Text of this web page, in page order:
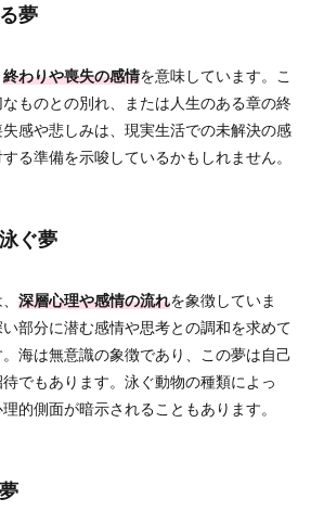
夢
終わりや喪失の感情を意味しています。こ
ものとの別れ、または人生のある章の終
感や悲しみは、現実生活での未解決の感
る準備を示唆しているかもしれません。
ぐ夢
深層心理や感情の流れを象徴していま
部分に潜む感情や思考との調和を求めて
海は無意識の象徴であり、この夢は自己
でもあります。泳ぐ動物の種類によっ
的側面が暗示されることもあります。